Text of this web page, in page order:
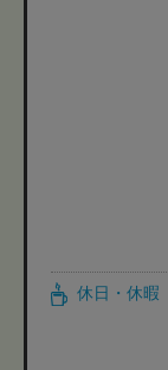
休日・休暇